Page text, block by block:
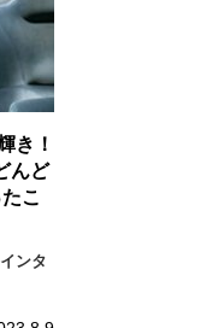
き！
んど
こ
ンタ